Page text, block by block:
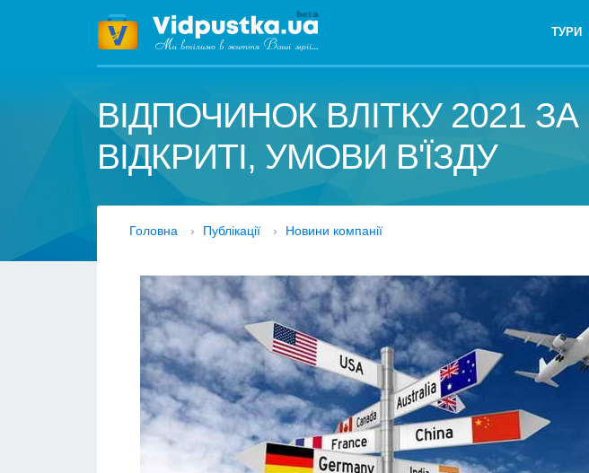
ТУРИ
ВІДПОЧИНОК ВЛІТКУ 2021
ВІДКРИТІ, УМОВИ В'ЇЗДУ
Головна › Публікації › Новини компанії